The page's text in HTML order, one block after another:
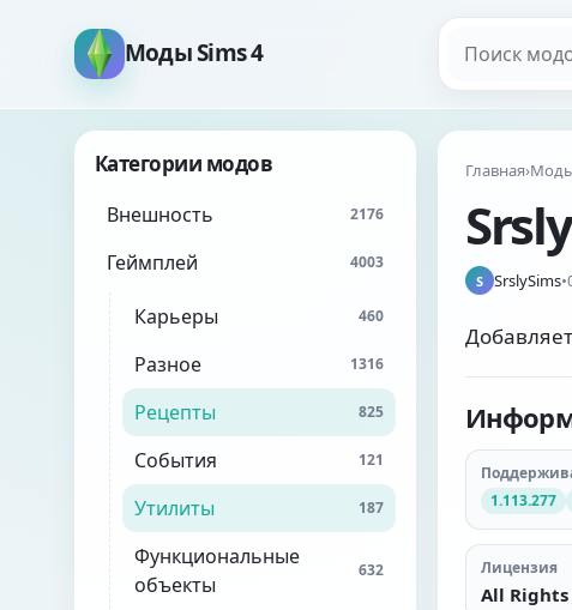
Моды Sims 4
Категории модов
Внешность 2176
Геймплей 4003
Карьеры 460
Разное 1316
Рецепты 825
События 121
Утилиты 187
Функциональные
объекты
632
Главная›
S SrslySims•
1.113.277
Лицензия
All Rights